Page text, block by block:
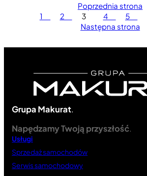
Poprzednia strona
1
2 3 4 5
Następna strona
Grupa Makurat.
Napędzamy Twoją przyszłość.
Usługi
Sprzedaż samochodów
Serwis samochodowy